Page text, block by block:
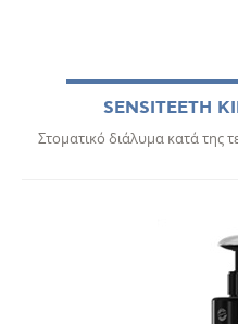
SENSITEETH
Στοματικό διάλυμα κατά της